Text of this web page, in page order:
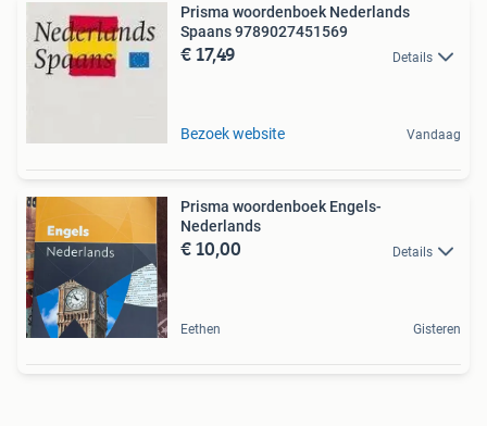
Prisma woordenboek Nederlands
Spaans 9789027451569
€ 17,49 Details
Bezoek website Vandaag
Prisma woordenboek Engels-
Nederlands
€ 10,00 Details
Eethen Gisteren